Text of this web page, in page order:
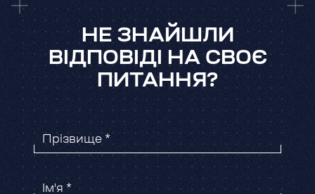
НЕ ЗНАЙШЛИ
ВІДПОВІДІ НА СВОЄ
ПИТАННЯ?
Прізвище *
Ім'я *